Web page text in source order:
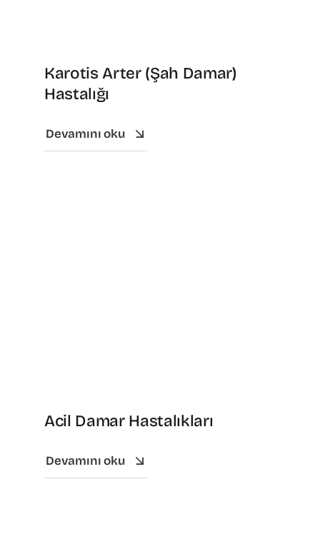
Karotis Arter (Şah Damar)
Hastalığı
Devamını oku
Acil Damar Hastalıkları
Devamını oku